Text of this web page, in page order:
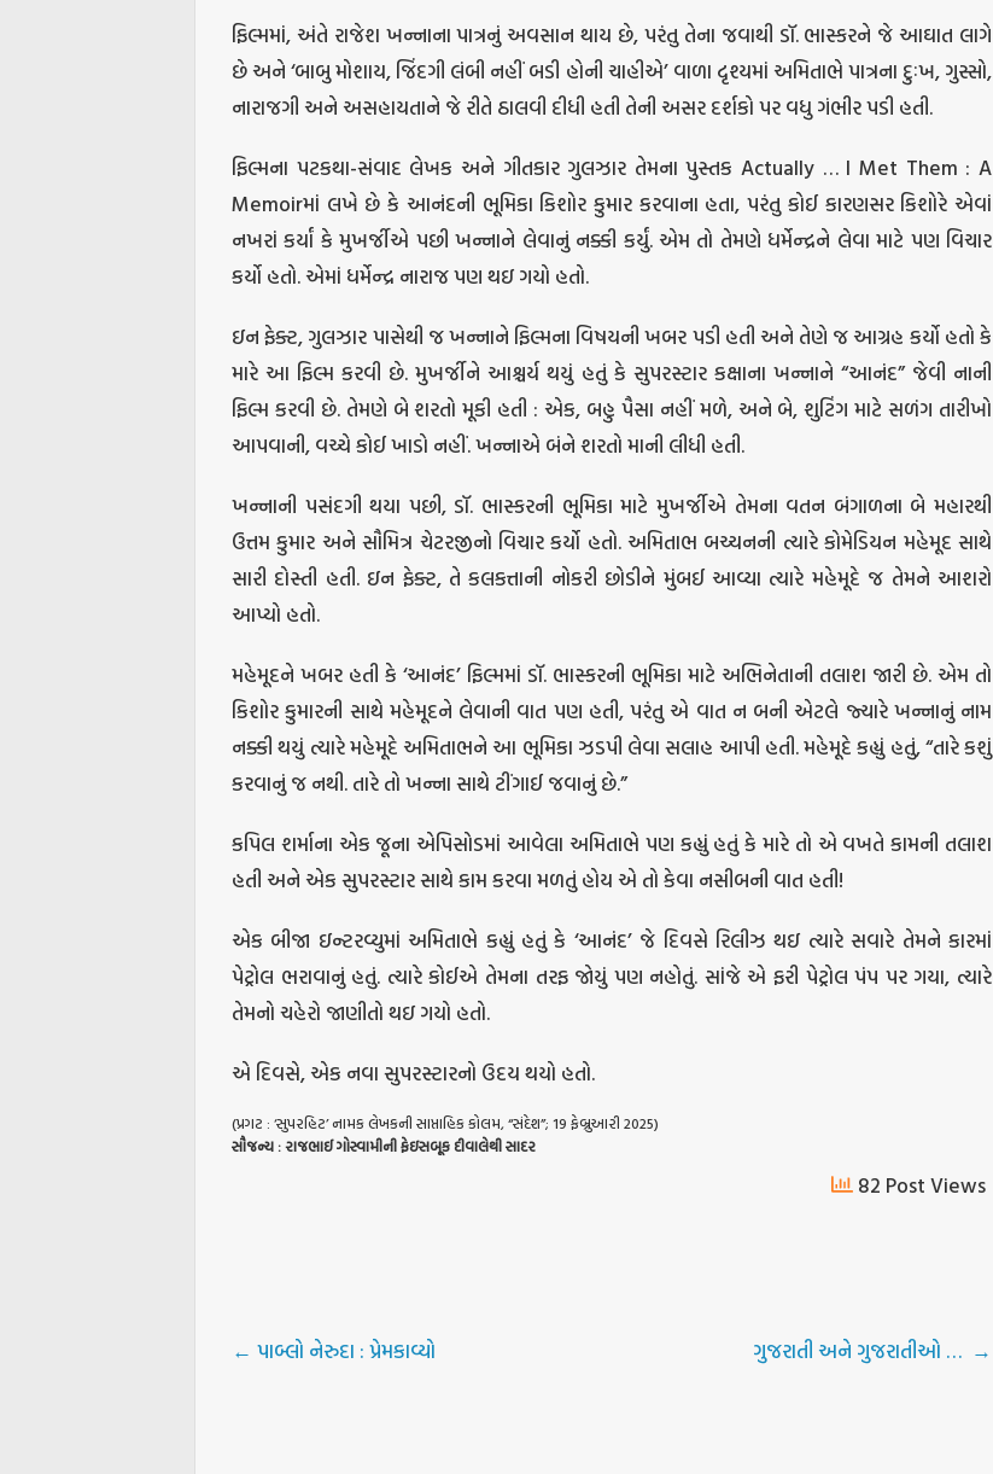
ફિલ્મમાં, અંતે રાજેશ ખન્નાના પાત્રનું અવસાન થાય છે, પરંતુ તેના જવાથી ડૉ. ભાસ્કરને જે આઘાત લાગે
છે અને ‘બાબુ મોશાય, જિંદગી લંબી નહીં બડી હોની ચાહીએ’ વાળા દૃશ્યમાં અમિતાભે પાત્રના દુઃખ, ગુસ્સો,
નારાજગી અને અસહાયતાને જે રીતે ઠાલવી દીધી હતી તેની અસર દર્શકો પર વધુ ગંભીર પડી હતી.
ફિલ્મના પટકથા-સંવાદ લેખક અને ગીતકાર ગુલઝાર તેમના પુસ્તક Actually … I Met Them : A
Memoirમાં લખે છે કે આનંદની ભૂમિકા કિશોર કુમાર કરવાના હતા, પરંતુ કોઈ કારણસર કિશોરે એવાં
નખરાં કર્યાં કે મુખર્જીએ પછી ખન્નાને લેવાનું નક્કી કર્યું. એમ તો તેમણે ધર્મેન્દ્રને લેવા માટે પણ વિચાર
કર્યો હતો. એમાં ધર્મેન્દ્ર નારાજ પણ થઇ ગયો હતો.
ઇન ફેક્ટ, ગુલઝાર પાસેથી જ ખન્નાને ફિલ્મના વિષયની ખબર પડી હતી અને તેણે જ આગ્રહ કર્યો હતો કે
મારે આ ફિલ્મ કરવી છે. મુખર્જીને આશ્ચર્ય થયું હતું કે સુપરસ્ટાર કક્ષાના ખન્નાને “આનંદ” જેવી નાની
ફિલ્મ કરવી છે. તેમણે બે શરતો મૂકી હતી : એક, બહુ પૈસા નહીં મળે, અને બે, શુટિંગ માટે સળંગ તારીખો
આપવાની, વચ્ચે કોઈ ખાડો નહીં. ખન્નાએ બંને શરતો માની લીધી હતી.
ખન્નાની પસંદગી થયા પછી, ડૉ. ભાસ્કરની ભૂમિકા માટે મુખર્જીએ તેમના વતન બંગાળના બે મહારથી
ઉત્તમ કુમાર અને સૌમિત્ર ચેટરજીનો વિચાર કર્યો હતો. અમિતાભ બચ્ચનની ત્યારે કોમેડિયન મહેમૂદ સાથે
સારી દોસ્તી હતી. ઇન ફેક્ટ, તે કલકત્તાની નોકરી છોડીને મુંબઈ આવ્યા ત્યારે મહેમૂદે જ તેમને આશરો
આપ્યો હતો.
મહેમૂદને ખબર હતી કે ‘આનંદ’ ફિલ્મમાં ડૉ. ભાસ્કરની ભૂમિકા માટે અભિનેતાની તલાશ જારી છે. એમ તો
કિશોર કુમારની સાથે મહેમૂદને લેવાની વાત પણ હતી, પરંતુ એ વાત ન બની એટલે જ્યારે ખન્નાનું નામ
નક્કી થયું ત્યારે મહેમૂદે અમિતાભને આ ભૂમિકા ઝડપી લેવા સલાહ આપી હતી. મહેમૂદે કહ્યું હતું, “તારે કશું
કરવાનું જ નથી. તારે તો ખન્ના સાથે ટીંગાઈ જવાનું છે.”
કપિલ શર્માના એક જૂના એપિસોડમાં આવેલા અમિતાભે પણ કહ્યું હતું કે મારે તો એ વખતે કામની તલાશ
હતી અને એક સુપરસ્ટાર સાથે કામ કરવા મળતું હોય એ તો કેવા નસીબની વાત હતી!
એક બીજા ઇન્ટરવ્યુમાં અમિતાભે કહ્યું હતું કે ‘આનંદ’ જે દિવસે રિલીઝ થઇ ત્યારે સવારે તેમને કારમાં
પેટ્રોલ ભરાવાનું હતું. ત્યારે કોઈએ તેમના તરફ જોયું પણ નહોતું. સાંજે એ ફરી પેટ્રોલ પંપ પર ગયા, ત્યારે
તેમનો ચહેરો જાણીતો થઇ ગયો હતો.
એ દિવસે, એક નવા સુપરસ્ટારનો ઉદય થયો હતો.
(પ્રગટ : ‘સુપરહિટ’ નામક લેખકની સાપ્તાહિક કોલમ, “સંદેશ”; 19 ફેબ્રુઆરી 2025)
સૌજન્ય :રાજભાઈગોસ્વામીનીફેઇસબૂકદીવાલેથીસાદર
82 Post Views
← પાબ્લો નેરુદા : પ્રેમકાવ્યો ગુજરાતી અને ગુજરાતીઓ … →